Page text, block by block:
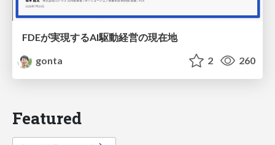
FDEが実現するAI駆動経営の現在地
gonta
2 260
Featured